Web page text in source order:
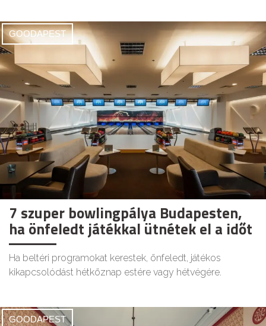
GOODAPEST
7 szuper bowlingpálya Budapesten,
ha önfeledt játékkal ütnétek el a időt
Ha beltéri programokat kerestek, önfeledt, játékos
kikapcsolódást hétköznap estére vagy hétvégére.
GOODAPEST